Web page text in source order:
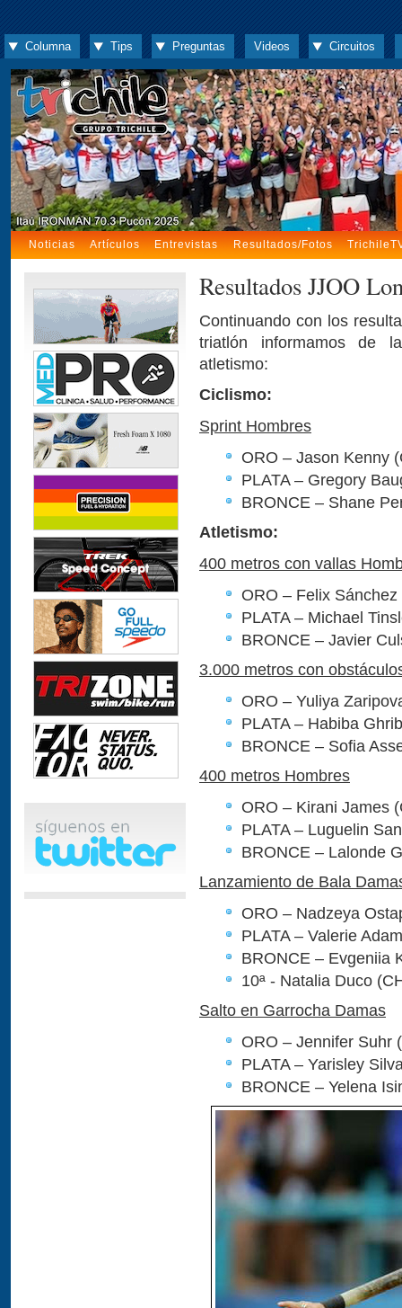
Columna Tips Preguntas Videos Circuitos
Noticias Artículos Entrevistas Resultados/Fotos
Resultados JJOO
Continuando con los
triatlón informamos de
atletismo:
Ciclismo:
Sprint Hombres
ORO – Jason Kenny
PLATA – Gregory
BRONCE – Shane
Atletismo:
400 metros con vallas
ORO – Felix
PLATA – Michael
BRONCE – Javier
3.000 metros con
ORO – Yuliya
PLATA – Habiba
BRONCE – Sofia
400 metros Hombres
ORO – Kirani James
PLATA – Luguelin
BRONCE – Lalonde
Lanzamiento de Bala
ORO – Nadzeya
PLATA – Valerie
BRONCE – Evgeniia
10ª - Natalia Duco
Salto en Garrocha Damas
ORO – Jennifer Suhr
PLATA – Yarisley
BRONCE – Yelena